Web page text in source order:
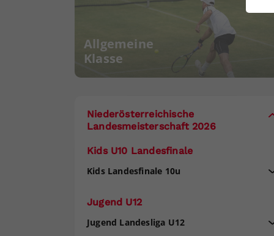
Allgemeine
Klasse
Niederösterreichische
Landesmeisterschaft 2026
Kids U10 Landesfinale
Kids Landesfinale 10u
Jugend U12
Jugend Landesliga U12